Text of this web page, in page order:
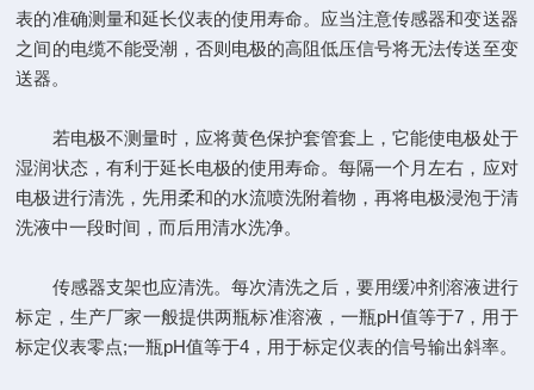
表的准确测量和延长仪表的使用寿命。应当注意传感器和变送器
之间的电缆不能受潮，否则电极的高阻低压信号将无法传送至变
送器。
若电极不测量时，应将黄色保护套管套上，它能使电极处于
湿润状态，有利于延长电极的使用寿命。每隔一个月左右，应对
电极进行清洗，先用柔和的水流喷洗附着物，再将电极浸泡于清
洗液中一段时间，而后用清水洗净。
传感器支架也应清洗。每次清洗之后，要用缓冲剂溶液进行
标定，生产厂家一般提供两瓶标准溶液，一瓶pH值等于7，用于
标定仪表零点;一瓶pH值等于4，用于标定仪表的信号输出斜率。